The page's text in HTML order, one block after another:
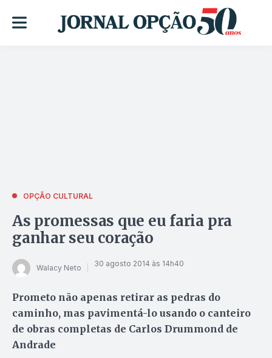
OPÇÃO CULTURAL
As promessas que eu faria pra
ganhar seu coração
Walacy Neto 30 agosto 2014 às 14h40
Prometo não apenas retirar as pedras do
caminho, mas pavimentá-lo usando o canteiro
de obras completas de Carlos Drummond de
Andrade